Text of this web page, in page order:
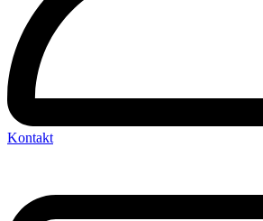
Kontakt